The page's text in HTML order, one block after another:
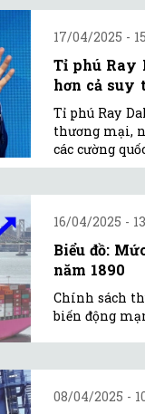
17/04/2025 -
Tỉ phú Ray
hơn cả suy
Tỉ phú Ray
thương mại,
các cường
16/04/2025 -
Biểu đồ:
năm 1890
Chính sách
biến động
08/04/2025 -